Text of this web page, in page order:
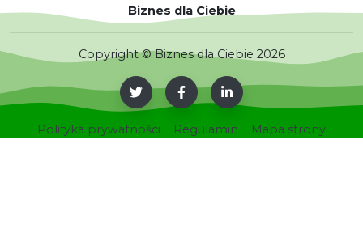
Biznes dla Ciebie
Copyright © Biznes dla Ciebie 2026
Polityka prywatności Regulamin Mapa strony